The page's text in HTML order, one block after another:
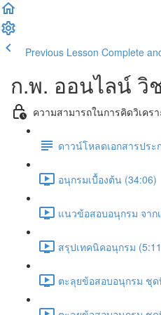
Previous Lesson Complete
ก.พ. ออนไลน์ วิ
ความสามารถในการคิดวิเคร
ดาวน์โหลดเอกสารประ
อนุกรมเบื้องต้น (34:06)
แนวข้อสอบอนุกรม จาก
สรุปเทคนิคอนุกรม
ตะลุยข้อสอบอนุกรม ชุด